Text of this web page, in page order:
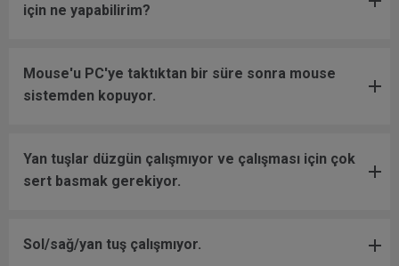
için ne yapabilirim?
Mouse'u PC'ye taktıktan bir süre sonra mouse
sistemden kopuyor.
Yan tuşlar düzgün çalışmıyor ve çalışması için çok
sert basmak gerekiyor.
Sol/sağ/yan tuş çalışmıyor.